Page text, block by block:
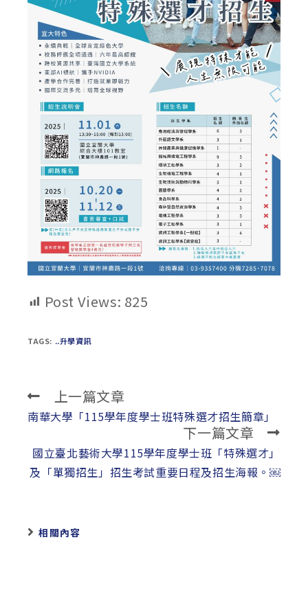
Post Views: 825
TAGS: ..升學資訊
Read
more
上一篇文章
南華大學「115學年度學士班特殊選才招生簡章」
下一篇文章
國立臺北藝術大學115學年度學士班「特殊選才」
及「單獨招生」招生考試重要日程及招生海報。￼
相關內容